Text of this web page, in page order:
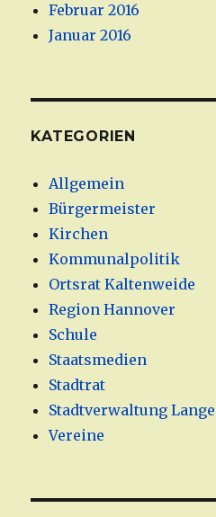
Februar 2016
Januar 2016
KATEGORIEN
Allgemein
Bürgermeister
Kirchen
Kommunalpolitik
Ortsrat Kaltenweide
Region Hannover
Schule
Staatsmedien
Stadtrat
Stadtverwaltung
Vereine